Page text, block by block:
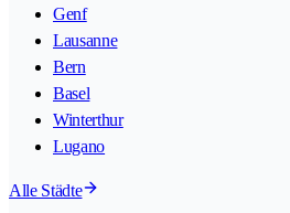
Genf
Lausanne
Bern
Basel
Winterthur
Lugano
Alle Städte